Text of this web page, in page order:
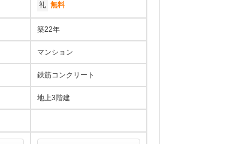
礼 無料
築22年
マンション
鉄筋コンクリート
地上3階建